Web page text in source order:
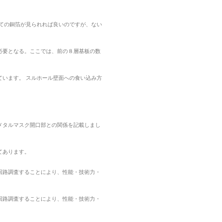
の銅箔が見られれば良いのですが、ない
となる。ここでは、前の８層基板の数
ます。 スルホール壁面への食い込み方
ルマスク開口部との関係を記載しまし
ります。
調査することにより、性能・技術力・
調査することにより、性能・技術力・